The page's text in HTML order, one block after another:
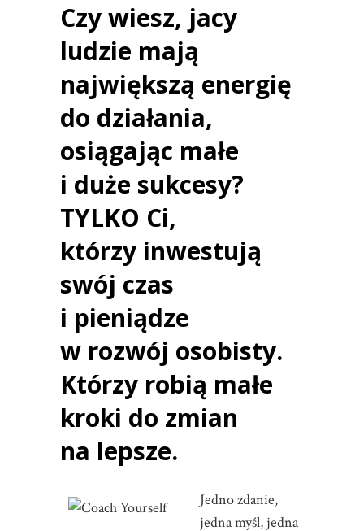
Czy wiesz, jacy
ludzie mają
największą energię
do działania,
osiągając małe
i duże sukcesy?
TYLKO Ci,
którzy inwestują
swój czas
i pieniądze
w rozwój osobisty.
Którzy robią małe
kroki do zmian
na lepsze.
Jedno zdanie,
jedna myśl, jedna